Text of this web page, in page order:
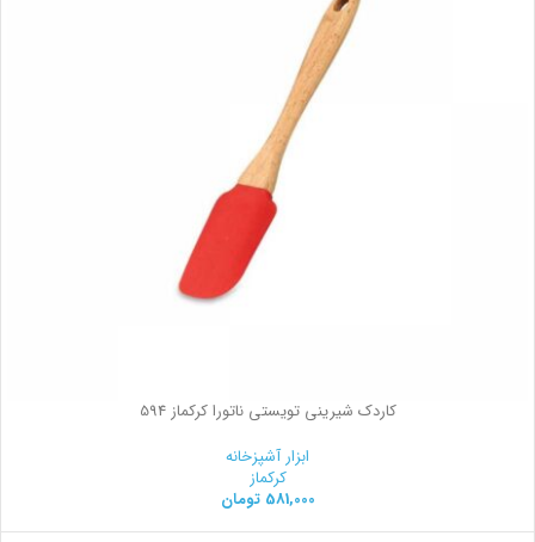
کاردک شیرینی تویستی ناتورا کرکماز 594
ابزار آشپزخانه
کرکماز
581,000 تومان